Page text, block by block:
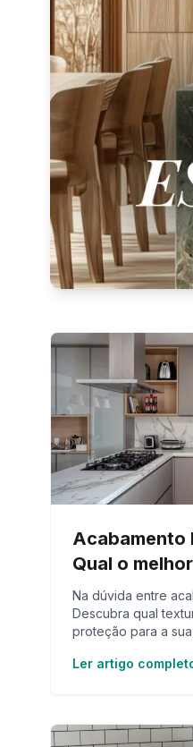
A
Quando
começa muito
Leia Mais
Acabamento
Qual o
Na dúvida entre
Descubra qual
proteção para a
Ler artigo